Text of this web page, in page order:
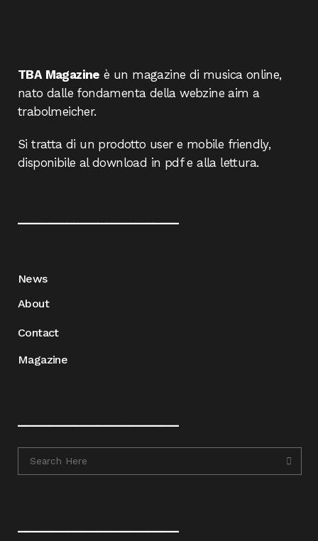
TBA Magazine è un magazine di musica online,
nato dalle fondamenta della webzine aim a
trabolmeicher.
Si tratta di un prodotto user e mobile friendly,
disponibile al download in pdf e alla lettura.
News
About
Contact
Magazine